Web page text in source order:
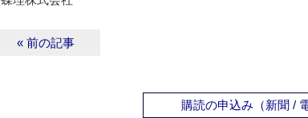
« 前の記事
購読の申込み（新聞 /